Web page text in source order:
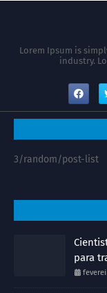
Lorem Ipsum is
industry.
3/random/post-list
para